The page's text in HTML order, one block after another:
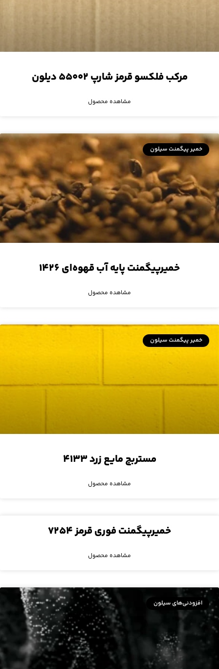
مرکب فلکسو قرمز شارپ ۵۵۰۰۲ دیلون
مشاهده محصول
خمیر پیگمنت سیلون
خمیرپیگمنت پایه آب قهوه‌ای ۱۴۲۶
مشاهده محصول
خمیر پیگمنت سیلون
مستربچ مایع زرد ۴۱۳۳
مشاهده محصول
خمیرپیگمنت فوری قرمز ۷۲۵۴
مشاهده محصول
افزودنی‌های سیلون